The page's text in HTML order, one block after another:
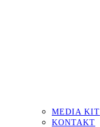
MEDIA KIT
KONTAKT